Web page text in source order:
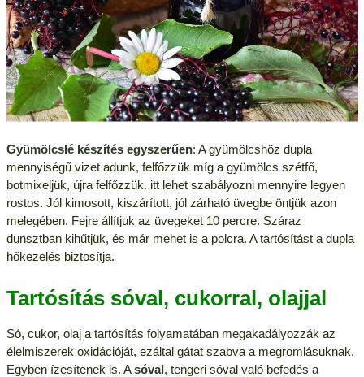
Gyümölcslé készítés egyszerűen: A gyümölcshöz dupla
mennyiségű vizet adunk, felfőzzük míg a gyümölcs szétfő,
botmixeljük, újra felfőzzük. itt lehet szabályozni mennyire legyen
rostos. Jól kimosott, kiszárított, jól zárható üvegbe öntjük azon
melegében. Fejre állítjuk az üvegeket 10 percre. Száraz
dunsztban kihűtjük, és már mehet is a polcra. A tartósítást a dupla
hőkezelés biztosítja.
Tartósítás sóval, cukorral, olajjal
Só, cukor, olaj a tartósítás folyamatában megakadályozzák az
élelmiszerek oxidációját, ezáltal gátat szabva a megromlásuknak.
Egyben ízesítenek is. Asóval, tengeri sóval való befedés a